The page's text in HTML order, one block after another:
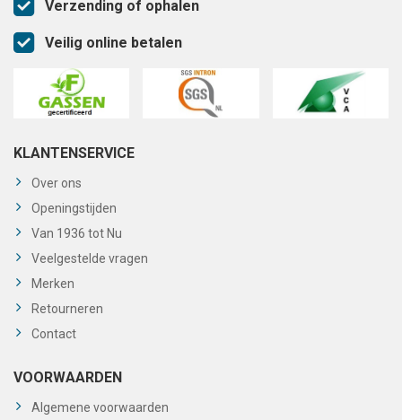
Verzending of ophalen
Veilig online betalen
KLANTENSERVICE
Over ons
Openingstijden
Van 1936 tot Nu
Veelgestelde vragen
Merken
Retourneren
Contact
VOORWAARDEN
Algemene voorwaarden